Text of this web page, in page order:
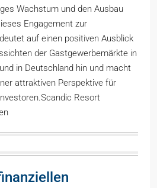
Wachstum und den Ausbau
Engagement zur
auf einen positiven Ausblick
der Gastgewerbemärkte in
in Deutschland hin und macht
attraktiven Perspektive für
Resort